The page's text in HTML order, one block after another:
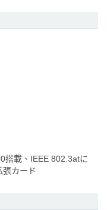
搭載、IEEE 802.3atに
カード